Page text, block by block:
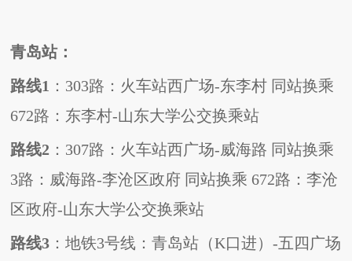
青岛站：
路线1 ： 303路：火车站西广场-东李村 同站换乘
672路：东李村-山东大学公交换乘站
路线2 ： 307路：火车站西广场-威海路 同站换乘
3路：威海路-李沧区政府 同站换乘 672路：李沧
区政府-山东大学公交换乘站
路线3 ：地铁3号线：青岛站（K口进）-五四广场